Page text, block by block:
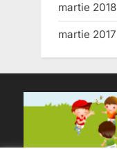
martie 2018
martie 2017